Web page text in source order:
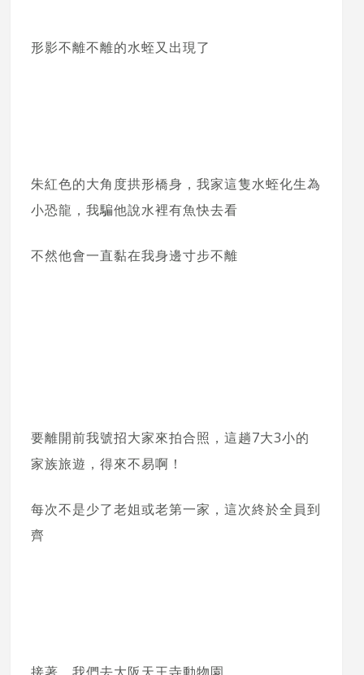
形影不離不離的水蛭又出現了
朱紅色的大角度拱形橋身，我家這隻水蛭化生為
小恐龍，我騙他說水裡有魚快去看
不然他會一直黏在我身邊寸步不離
要離開前我號招大家來拍合照，這趟7大3小的
家族旅遊，得來不易啊！
每次不是少了老姐或老第一家，這次終於全員到
齊